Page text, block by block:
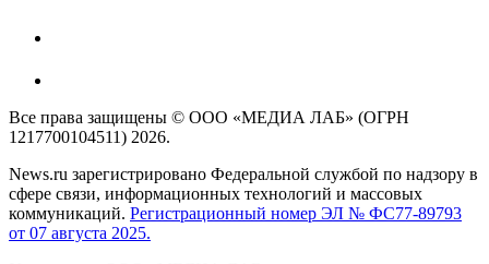
Все права защищены © ООО «МЕДИА ЛАБ» (ОГРН
1217700104511) 2026.
News.ru зарегистрировано Федеральной службой по надзору в
сфере связи, информационных технологий и массовых
коммуникаций. Регистрационный номер ЭЛ № ФС77-89793
от 07 августа 2025.